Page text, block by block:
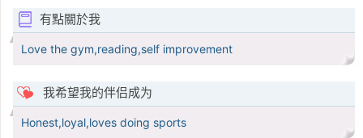
有點關於我
Love the gym,reading,self improvement
我希望我的伴侣成为
Honest,loyal,loves doing sports